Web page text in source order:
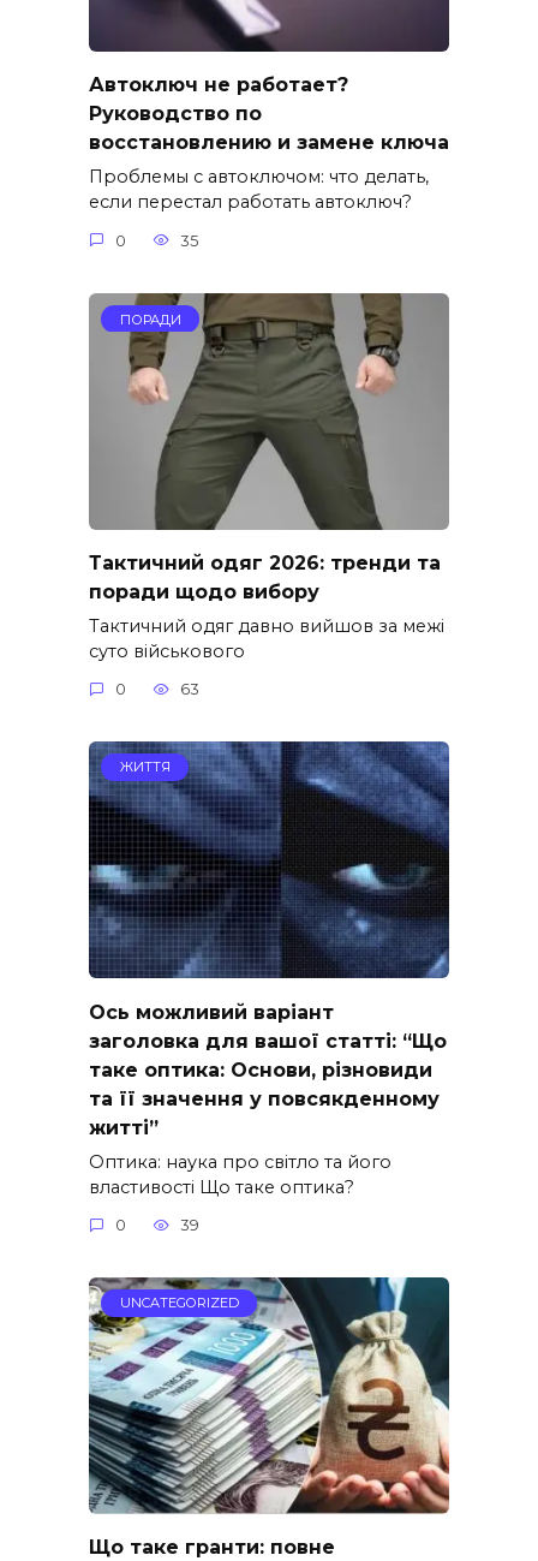
Автоключ не работает?
Руководство по
восстановлению и замене ключа
Проблемы с автоключом: что делать,
если перестал работать автоключ?
0 35
ПОРАДИ
Тактичний одяг 2026: тренди та
поради щодо вибору
Тактичний одяг давно вийшов за межі
суто військового
0 63
ЖИТТЯ
Ось можливий варіант
заголовка для вашої статті: “Що
таке оптика: Основи, різновиди
та її значення у повсякденному
житті”
Оптика: наука про світло та його
властивості Що таке оптика?
0 39
UNCATEGORIZED
Що таке гранти: повне